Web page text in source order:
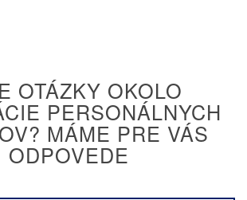
OTÁZKY OKOLO
PERSONÁLNYCH
MÁME PRE VÁS
ODPOVEDE